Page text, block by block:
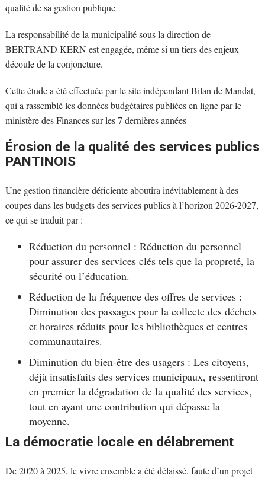
qualité de sa gestion publique
La responsabilité de la municipalité sous la direction de
BERTRAND KERN est engagée, même si un tiers des enjeux
découle de la conjoncture.
Cette étude a été effectuée par le site indépendant Bilan de Mandat,
qui a rassemblé les données budgétaires publiées en ligne par le
ministère des Finances sur les 7 dernières années
Érosion de la qualité des services publics
PANTINOIS
Une gestion financière déficiente aboutira inévitablement à des
coupes dans les budgets des services publics à l’horizon 2026-2027,
ce qui se traduit par :
Réduction du personnel : Réduction du personnel
pour assurer des services clés tels que la propreté, la
sécurité ou l’éducation.
Réduction de la fréquence des offres de services :
Diminution des passages pour la collecte des déchets
et horaires réduits pour les bibliothèques et centres
communautaires.
Diminution du bien-être des usagers : Les citoyens,
déjà insatisfaits des services municipaux, ressentiront
en premier la dégradation de la qualité des services,
tout en ayant une contribution qui dépasse la
moyenne.
La démocratie locale en délabrement
De 2020 à 2025, le vivre ensemble a été délaissé, faute d’un projet